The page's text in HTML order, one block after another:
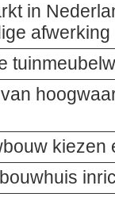
in
afwerking